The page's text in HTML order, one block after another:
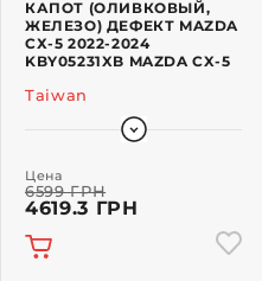
КАПОТ (ОЛИВКОВЫЙ,
ЖЕЛЕЗО) ДЕФЕКТ MAZDA
СХ-5 2022-2024
KBY05231XB MAZDA CX-5
Taiwan
Цена
6599 ГРН
4619.3 ГРН